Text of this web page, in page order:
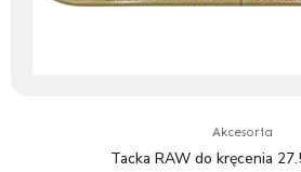
Akcesoria
Tacka RAW do kręcenia